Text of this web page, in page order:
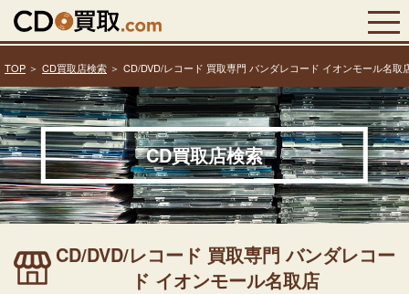
TOP CD買取店検索 CD/DVD/レコード 買取専門 バンダレコード イオンモール名取
CD買取店検索
CD/DVD/レコード 買取専門 バンダレコー
ド イオンモール名取店